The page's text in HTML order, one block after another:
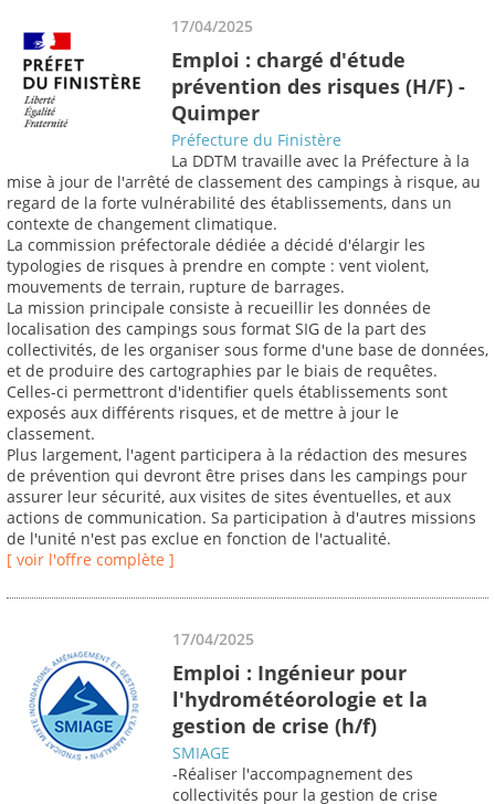
17/04/2025
Emploi : chargé d'étude
prévention des risques (H/F) -
Quimper
Préfecture du Finistère
La DDTM travaille avec la Préfecture à la
mise à jour de l'arrêté de classement des campings à risque, au
regard de la forte vulnérabilité des établissements, dans un
contexte de changement climatique.
La commission préfectorale dédiée a décidé d'élargir les
typologies de risques à prendre en compte : vent violent,
mouvements de terrain, rupture de barrages.
La mission principale consiste à recueillir les données de
localisation des campings sous format SIG de la part des
collectivités, de les organiser sous forme d'une base de données,
et de produire des cartographies par le biais de requêtes.
Celles-ci permettront d'identifier quels établissements sont
exposés aux différents risques, et de mettre à jour le
classement.
Plus largement, l'agent participera à la rédaction des mesures
de prévention qui devront être prises dans les campings pour
assurer leur sécurité, aux visites de sites éventuelles, et aux
actions de communication. Sa participation à d'autres missions
de l'unité n'est pas exclue en fonction de l'actualité.
[ voir l'offre complète ]
17/04/2025
Emploi : Ingénieur pour
l'hydrométéorologie et la
gestion de crise (h/f)
SMIAGE
-Réaliser l'accompagnement des
collectivités pour la gestion de crise